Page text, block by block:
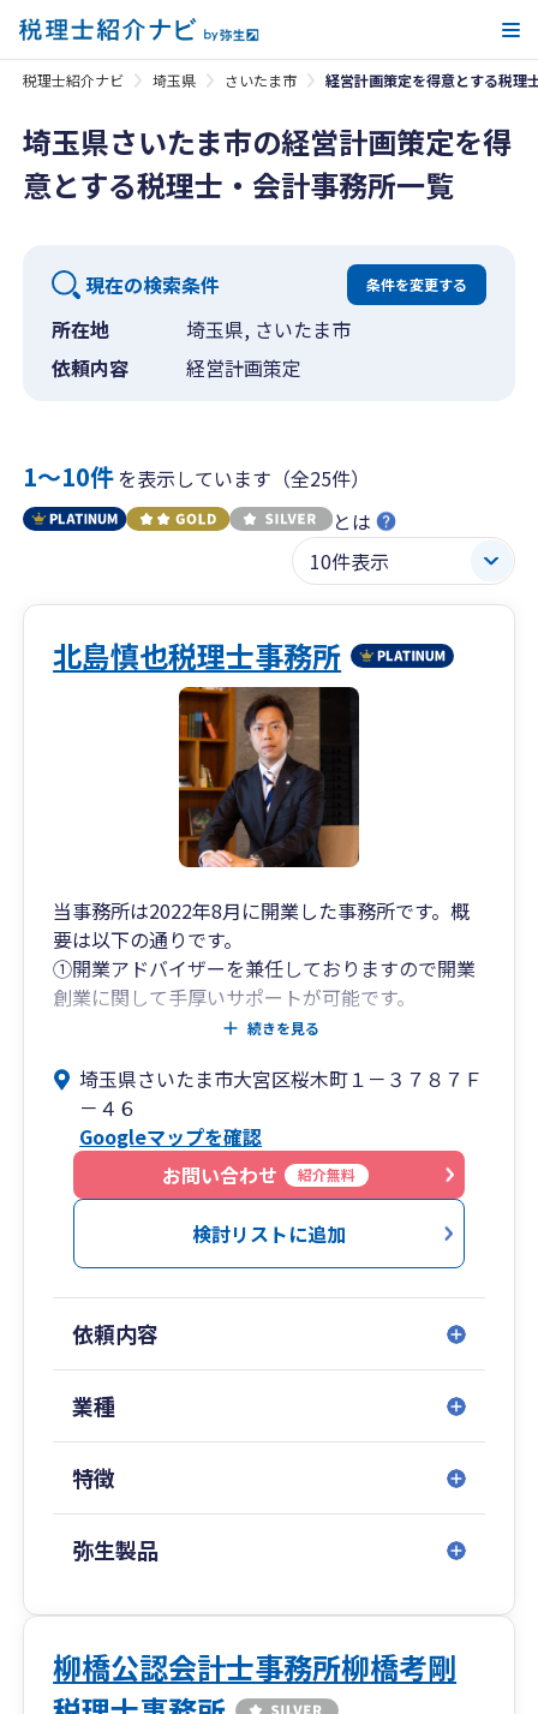
税理士紹介ナビ 埼玉県 さいたま市 経営計画策定を得意とする税理
埼玉県さいたま市の経営計画策定を得
意とする税理士・会計事務所一覧
現在の検索条件 条件を変更する
所在地
埼玉県, さいたま市
依頼内容
経営計画策定
1〜10件を表示しています（全25件）
とは
北島慎也税理士事務所
当事務所は2022年8月に開業した事務所です。概
要は以下の通りです。
①開業アドバイザーを兼任しておりますので開業
創業に関して手厚いサポートが可能です。
②IT化、インボイス対応、電子帳簿保存法など業
③補助金申請、事業計画策定、経営分析などに豊
富な実績があります。
④相続税対応、税務調査対応などの実績も豊富で
⑤対応は訪問、来所、ZOOM等のオンライン対応
になります。記帳代行の有無やお会いする回数を
調整することで顧問料の調整が可能になります。
続きを見る
埼玉県さいたま市大宮区桜木町１－３７８７Ｆ
－４６
Googleマップを確認
お問い合わせ
紹介無料
検討リストに追加
依頼内容
業種
特徴
弥生製品
柳橋公認会計士事務所柳橋考剛